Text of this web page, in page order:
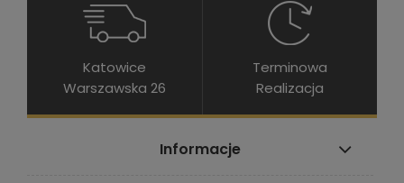
Katowice
Warszawska 26
Terminowa
Realizacja
Informacje